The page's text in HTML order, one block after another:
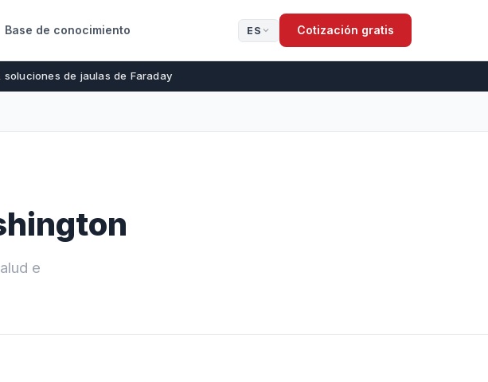
Base de conocimiento ES Cotización gratis
de jaulas de Faraday
e